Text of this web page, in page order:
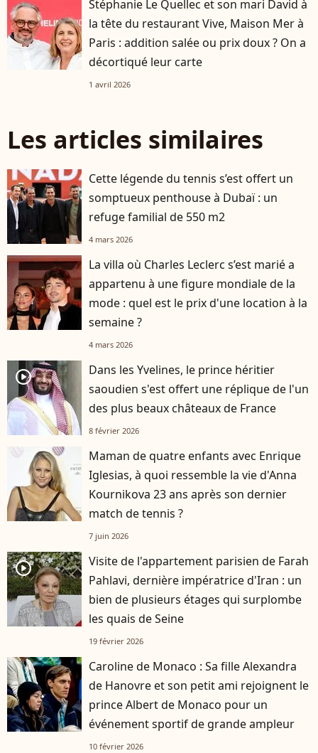
Stéphanie Le Quellec et son mari David à
la tête du restaurant Vive, Maison Mer à
Paris : addition salée ou prix doux ? On a
décortiqué leur carte
1 avril 2026
Les articles similaires
Cette légende du tennis s’est offert un
somptueux penthouse à Dubaï : un
refuge familial de 550 m2
4 mars 2026
La villa où Charles Leclerc s’est marié a
appartenu à une figure mondiale de la
mode : quel est le prix d'une location à la
semaine ?
4 mars 2026
player2
Dans les Yvelines, le prince héritier
saoudien s'est offert une réplique de l'un
des plus beaux châteaux de France
8 février 2026
Maman de quatre enfants avec Enrique
Iglesias, à quoi ressemble la vie d'Anna
Kournikova 23 ans après son dernier
match de tennis ?
7 juin 2026
player2
Visite de l'appartement parisien de Farah
Pahlavi, dernière impératrice d'Iran : un
bien de plusieurs étages qui surplombe
les quais de Seine
19 février 2026
Caroline de Monaco : Sa fille Alexandra
de Hanovre et son petit ami rejoignent le
prince Albert de Monaco pour un
événement sportif de grande ampleur
10 février 2026